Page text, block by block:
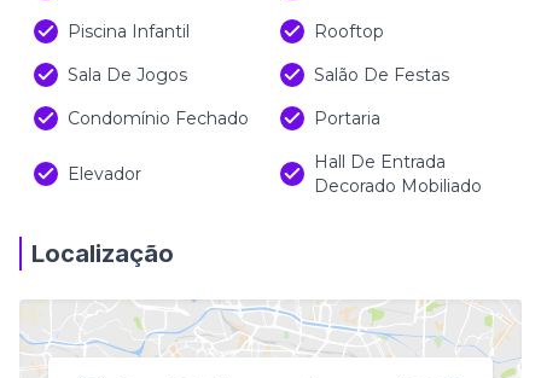
Piscina Infantil
Rooftop
Sala De Jogos
Salão De Festas
Condomínio Fechado
Portaria
Elevador
Hall De Entrada
Decorado Mobiliado
Localização